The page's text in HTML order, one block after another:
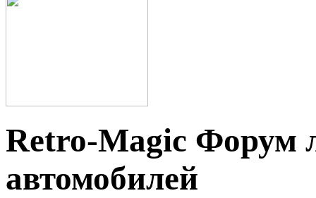
Retro-Magic Форум
автомобилей